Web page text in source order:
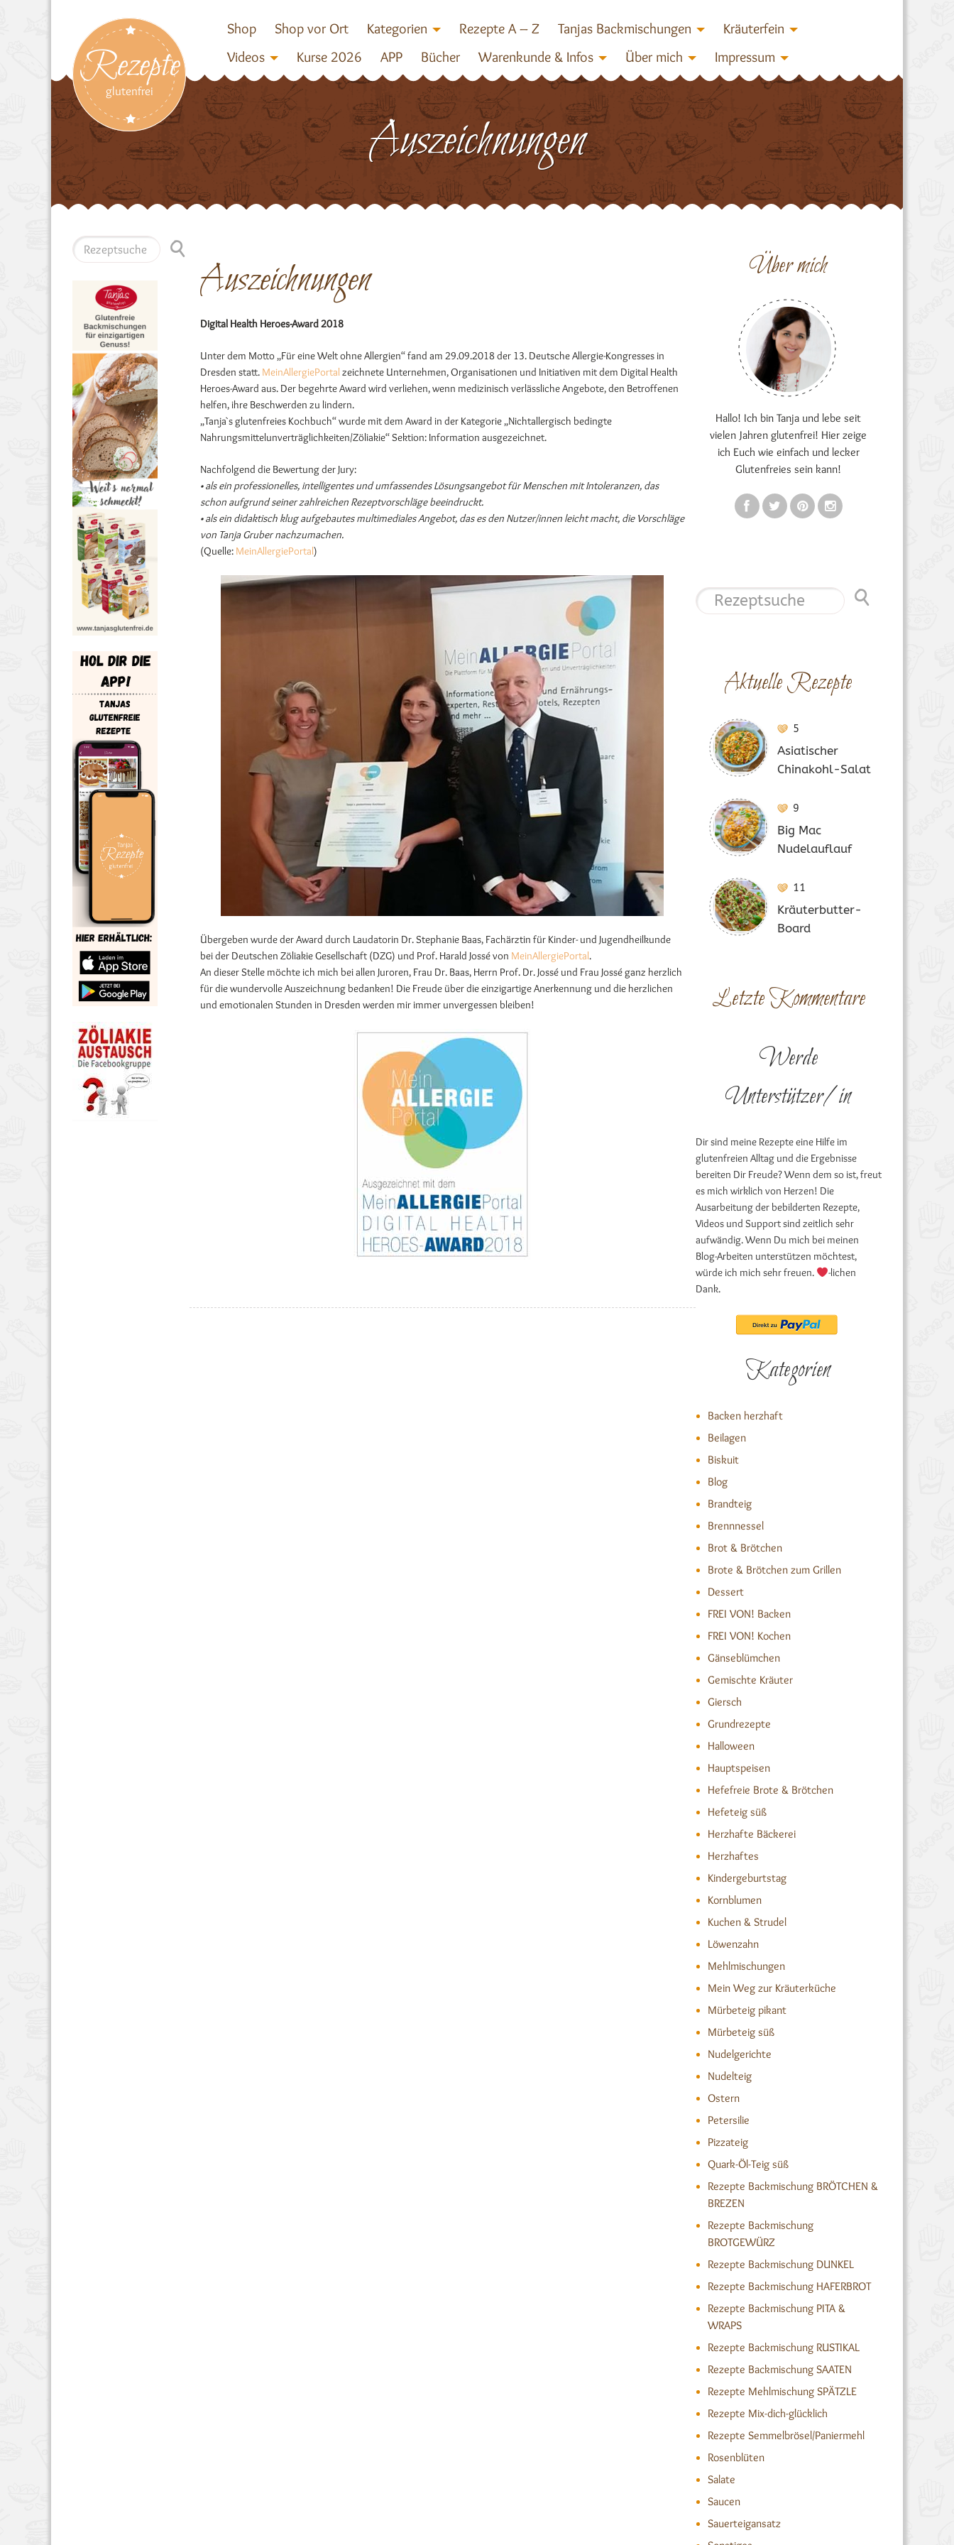
Rezepte
glutenfrei
Shop Shop vor Ort Kategorien Rezepte A – Z Tanjas Backmischungen
Kräuterfein
Videos
Kurse 2026 APP Bücher Warenkunde & Infos Über mich Impressum
Auszeichnungen
Auszeichnungen
Digital Health Heroes-Award 2018
Unter dem Motto „Für eine Welt ohne Allergien“ fand am 29.09.2018 der 13. Deutsche Allergie-Kongresses in
Dresden statt. MeinAllergiePortalzeichnete Unternehmen, Organisationen und Initiativen mit dem Digital Health
Heroes-Award aus. Der begehrte Award wird verliehen, wenn medizinisch verlässliche Angebote, den Betroffenen
helfen, ihre Beschwerden zu lindern.
„Tanja`s glutenfreies Kochbuch“ wurde mit dem Award in der Kategorie „Nichtallergisch bedingte
Nahrungsmittelunverträglichkeiten/Zöliakie“ Sektion: Information ausgezeichnet.
Nachfolgend die Bewertung der Jury:
• als ein professionelles, intelligentes und umfassendes Lösungsangebot für Menschen mit Intoleranzen, das
schon aufgrund seiner zahlreichen Rezeptvorschläge beeindruckt.
• als ein didaktisch klug aufgebautes multimediales Angebot, das es den Nutzer/innen leicht macht, die Vorschläge
von Tanja Gruber nachzumachen.
(Quelle: MeinAllergiePortal)
Übergeben wurde der Award durch Laudatorin Dr. Stephanie Baas, Fachärztin für Kinder- und Jugendheilkunde
bei der Deutschen Zöliakie Gesellschaft (DZG) und Prof. Harald Jossé von MeinAllergiePortal.
An dieser Stelle möchte ich mich bei allen Juroren, Frau Dr. Baas, Herrn Prof. Dr. Jossé und Frau Jossé ganz herzlich
für die wundervolle Auszeichnung bedanken! Die Freude über die einzigartige Anerkennung und die herzlichen
und emotionalen Stunden in Dresden werden mir immer unvergessen bleiben!
Über mich
Hallo! Ich bin Tanja und lebe seit
vielen Jahren glutenfrei! Hier zeige
ich Euch wie einfach und lecker
Glutenfreies sein kann!
Aktuelle Rezepte
5
Asiatischer
Chinakohl-Salat
9
Big Mac
Nudelauflauf
11
Kräuterbutter-
Board
Letzte Kommentare
Werde
Unterstützer/in
Dir sind meine Rezepte eine Hilfe im
glutenfreien Alltag und die Ergebnisse
bereiten Dir Freude? Wenn dem so ist, freut
es mich wirklich von Herzen! Die
Ausarbeitung der bebilderten Rezepte,
Videos und Support sind zeitlich sehr
aufwändig. Wenn Du mich bei meinen
Blog-Arbeiten unterstützen möchtest,
würde ich mich sehr freuen.
-lichen
Dank.
Kategorien
Backen herzhaft
Beilagen
Biskuit
Blog
Brandteig
Brennnessel
Brot & Brötchen
Brote & Brötchen zum Grillen
Dessert
FREI VON! Backen
FREI VON! Kochen
Gänseblümchen
Gemischte Kräuter
Giersch
Grundrezepte
Halloween
Hauptspeisen
Hefefreie Brote & Brötchen
Hefeteig süß
Herzhafte Bäckerei
Herzhaftes
Kindergeburtstag
Kornblumen
Kuchen & Strudel
Löwenzahn
Mehlmischungen
Mein Weg zur Kräuterküche
Mürbeteig pikant
Mürbeteig süß
Nudelgerichte
Nudelteig
Ostern
Petersilie
Pizzateig
Quark-Öl-Teig süß
Rezepte Backmischung BRÖTCHEN &
BREZEN
Rezepte Backmischung
BROTGEWÜRZ
Rezepte Backmischung DUNKEL
Rezepte Backmischung HAFERBROT
Rezepte Backmischung PITA &
WRAPS
Rezepte Backmischung RUSTIKAL
Rezepte Backmischung SAATEN
Rezepte Mehlmischung SPÄTZLE
Rezepte Mix-dich-glücklich
Rezepte Semmelbrösel/Paniermehl
Rosenblüten
Salate
Saucen
Sauerteigansatz